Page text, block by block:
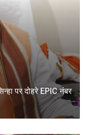
पर दोहरे EPIC नंबर